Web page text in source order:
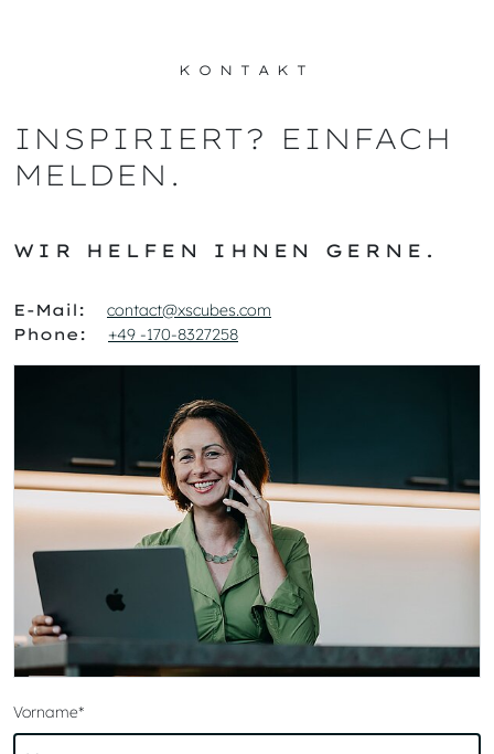
KONTAKT
INSPIRIERT? EINFACH
MELDEN.
WIR HELFEN IHNEN GERNE.
E-Mail:
contact@xscubes.com
Phone:
+49 -170-8327258
Vorname*